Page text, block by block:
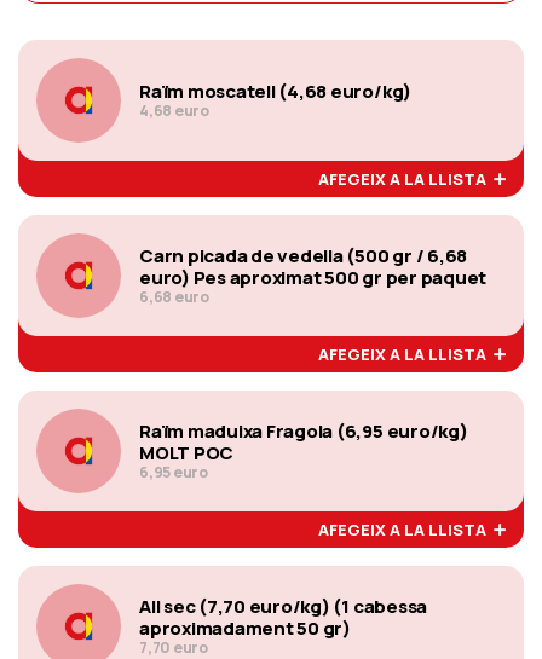
Raïm moscatell (4,68 euro/kg)
4,68 euro
AFEGEIX A LA LLISTA
Carn picada de vedella (500 gr / 6,68
euro) Pes aproximat 500 gr per paquet
6,68 euro
AFEGEIX A LA LLISTA
Raïm maduixa Fragola (6,95 euro/kg)
MOLT POC
6,95 euro
AFEGEIX A LA LLISTA
All sec (7,70 euro/kg) (1 cabessa
aproximadament 50 gr)
7,70 euro